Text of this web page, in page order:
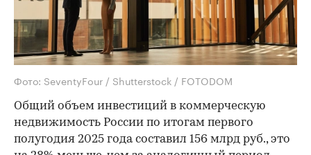
Фото: SeventyFour / Shutterstock / FOTODOM
Общий объем инвестиций в коммерческую
недвижимость России по итогам первого
полугодия 2025 года составил 156 млрд руб., это